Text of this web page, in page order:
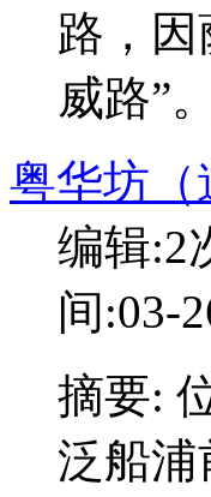
路，因
威路”。
粤华坊（
编辑:2
间:03-
摘要:
泛船浦